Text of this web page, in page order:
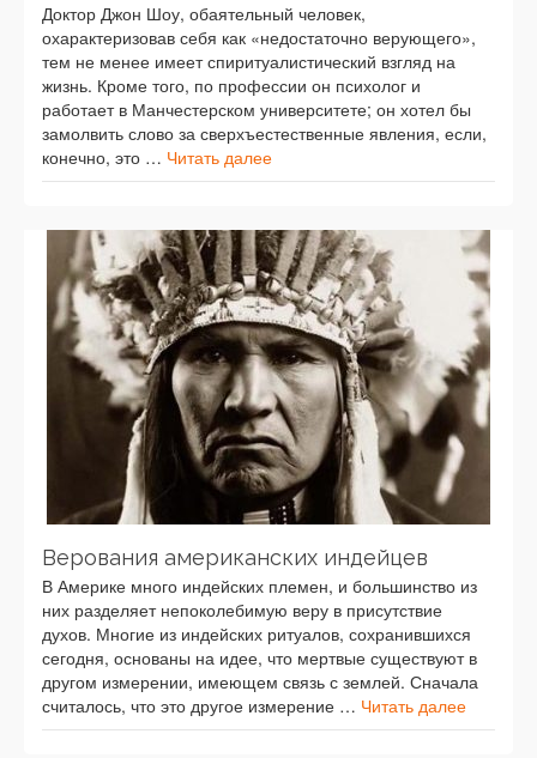
Доктор Джон Шоу, обаятельный человек,
охарактеризовав себя как «недостаточно верующего»,
тем не менее имеет спиритуалистический взгляд на
жизнь. Кроме того, по профессии он психолог и
работает в Манчестерском университете; он хотел бы
замолвить слово за сверхъестественные явления, если,
конечно, это … Читать далее
Верования американских индейцев
В Америке много индейских племен, и большинство из
них разделяет непоколебимую веру в присутствие
духов. Многие из индейских ритуалов, сохранившихся
сегодня, основаны на идее, что мертвые существуют в
другом измерении, имеющем связь с землей. Сначала
считалось, что это другое измерение … Читать далее